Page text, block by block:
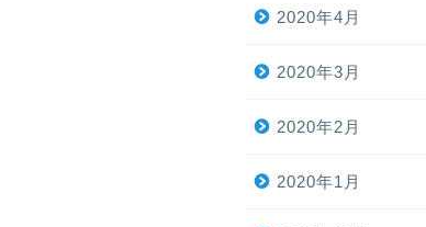
2020年4月
2020年3月
2020年2月
2020年1月